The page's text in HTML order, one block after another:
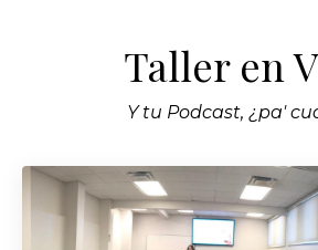
Taller en
Y tu Podcast, ¿pa'